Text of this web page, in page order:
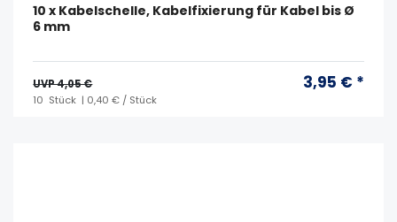
10 x Kabelschelle, Kabelfixierung für Kabel bis Ø
6 mm
UVP 4,05 € 3,95 € *
10 Stück | 0,40 € / Stück